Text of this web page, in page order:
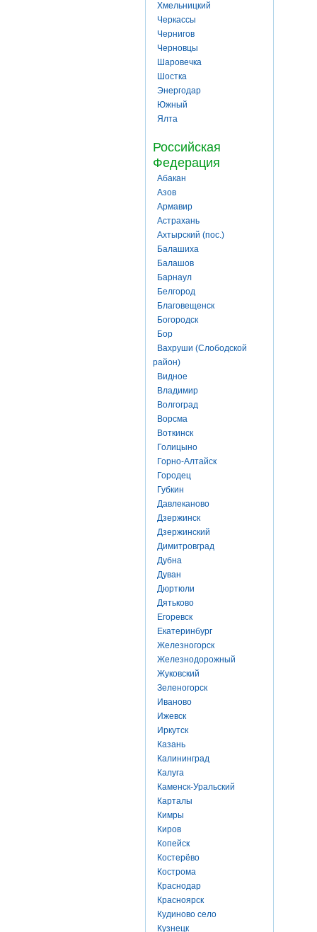
Хмельницкий
Черкассы
Чернигов
Черновцы
Шаровечка
Шостка
Энергодар
Южный
Ялта
Российская
Федерация
Абакан
Азов
Армавир
Астрахань
Ахтырский (пос.)
Балашиха
Балашов
Барнаул
Белгород
Благовещенск
Богородск
Бор
Вахруши (Слободской
район)
Видное
Владимир
Волгоград
Ворсма
Воткинск
Голицыно
Горно-Алтайск
Городец
Губкин
Давлеканово
Дзержинск
Дзержинский
Димитровград
Дубна
Дуван
Дюртюли
Дятьково
Егоревск
Екатеринбург
Железногорск
Железнодорожный
Жуковский
Зеленогорск
Иваново
Ижевск
Иркутск
Казань
Калининград
Калуга
Каменск-Уральский
Карталы
Кимры
Киров
Копейск
Костерёво
Кострома
Краснодар
Красноярск
Кудиново село
Кузнецк